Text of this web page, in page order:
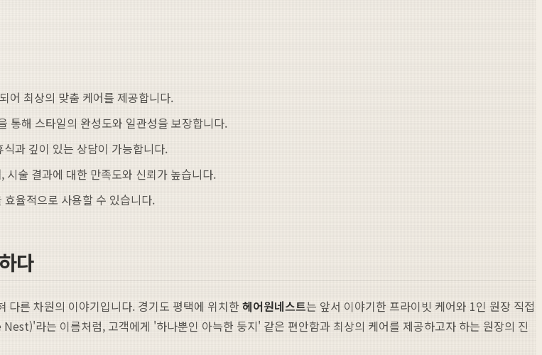
어 최상의 맞춤 케어를 제공합니다.
통해 스타일의 완성도와 일관성을 보장합니다.
과 깊이 있는 상담이 가능합니다.
시술 결과에 대한 만족도와 신뢰가 높습니다.
율적으로 사용할 수 있습니다.
다
다른 차원의 이야기입니다. 경기도 평택에 위치한 헤어원네스트는 앞서 이야기한 프라이빗 케어와 1인 원장 직접
라는 이름처럼, 고객에게 '하나뿐인 아늑한 둥지' 같은 편안함과 최상의 케어를 제공하고자 하는 원장의 진